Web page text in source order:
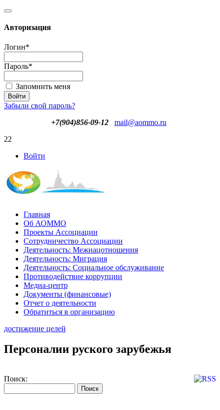
Авторизация
Логин*
Пароль*
Запомнить меня
Забыли свой пароль?
+7(904)856-09-12
mail@aommo.ru
22
Войти
Главная
Об АОММО
Проекты Ассоциации
Сотрудничество Ассоциации
Деятельность: Межнацотношения
Деятельность: Миграция
Деятельность: Социальное обслуживание
Противодействие коррупции
Медиа-центр
Документы (финансовые)
Отчет о деятельности
Обратиться в организацию
достижение целей
Персоналии руского зарубежья
Поиск: